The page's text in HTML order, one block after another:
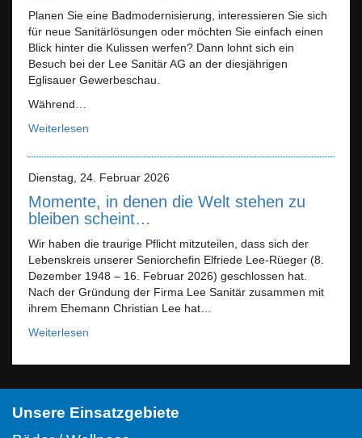
Planen Sie eine Badmodernisierung, interessieren Sie sich
für neue Sanitärlösungen oder möchten Sie einfach einen
Blick hinter die Kulissen werfen? Dann lohnt sich ein
Besuch bei der Lee Sanitär AG an der diesjährigen
Eglisauer Gewerbeschau.
Während…
Weiterlesen
Dienstag, 24. Februar 2026
Momente, in denen die Welt stehen zu
bleiben scheint…
Wir haben die traurige Pflicht mitzuteilen, dass sich der
Lebenskreis unserer Seniorchefin Elfriede Lee-Rüeger (8.
Dezember 1948 – 16. Februar 2026) geschlossen hat.
Nach der Gründung der Firma Lee Sanitär zusammen mit
ihrem Ehemann Christian Lee hat…
Weiterlesen
Unsere Einsatzgebiete